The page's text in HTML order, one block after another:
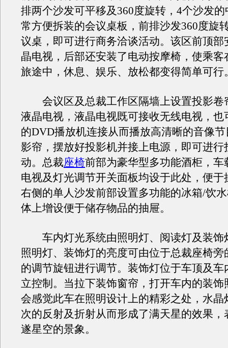
排两个沙发可平移及360度旋转，4个沙发
常方便拆装的会议桌板，前排沙发360度旋
议桌，即可进行商务洽谈活动。该区前顶部
晶电视，后部还安装了电动按摩椅，使乘客
旅途中，休息、娱乐、放松都变得简单可行
会议区及总裁工作区隔墙上设置投影卷
液晶电视，液晶电视既可接收无线电视，也
的DVD播放机连接从而播放高清晰的音像
影帘，摆放好投影机并接上电源，即可进行
动。总裁座椅前部为豪华型多功能酒柜，车
电视及灯光调节开关面板均设于此处，便于
右侧的单人沙发前部设置多功能的冰箱/饮
体上增设便于储存物品的抽屉。
车内灯光系统由照明灯、阅读灯及装饰
照明灯、装饰灯的亮度可由位于总裁座椅旁
的调节旋钮进行调节。装饰灯位于车顶及车
立控制。当拉下装饰窗帘，打开车内的装饰
会感觉此车在照明设计上的精彩之处，水晶
次的反射及折射从而形成了满天星的效果，
遂星空的景象。